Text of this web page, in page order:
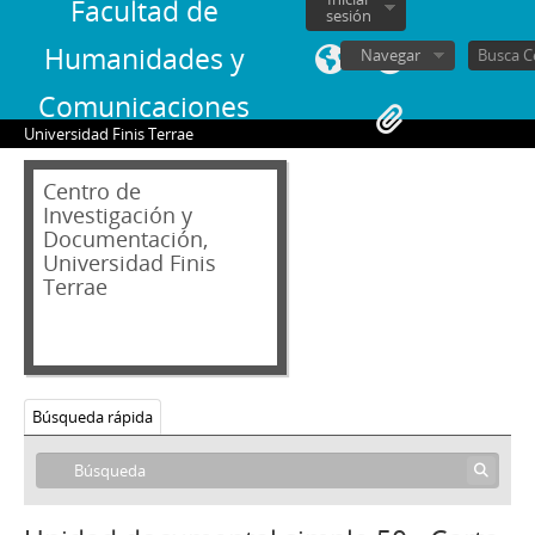
Facultad de
Humanidades y
Comunicaciones
sesión
Navegar
Universidad Finis Terrae
Centro de
Investigación y
Documentación,
Universidad Finis
Terrae
Búsqueda rápida
27 - Cuestionario escrito con respuestas de Jorge Alessandri
28 - Carta de Jorge Alessandri a Eugenio Heiremans y Hernán Errazuriz
30 - Carta de Jorge Alessandri a Ernesto Banderas Cañas
31 - Carta de Jorge Alessandri a Jorge Bentjerodt Becker
32 - Carta firmada de Fernando Leniz C. a Jorge Alessandri
34 - Minuta de discurso fúnebre con correcciones
35 - Carta de Carlos Martínez Sotomayor a Jorge Alessandri
39 - Carta de Jorge Alessandri a Patricio Huneeus
41 - Carta firmada de Cyrus Eaton a Jorge Alessandri con copia traducida al español
42 - Carta de Jorge Alessandri a Gladys Díaz
43 - Carta de Jorge Alessandri a Walter Piza